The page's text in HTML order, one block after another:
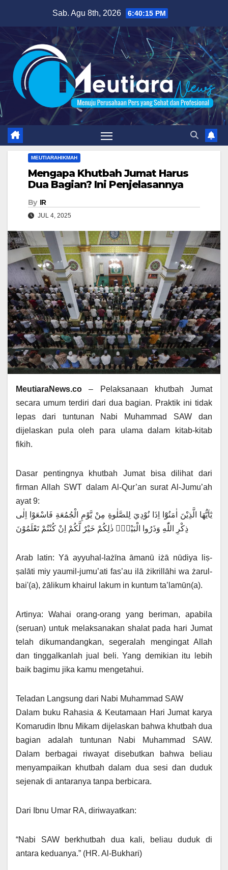
content
Sab. Agu 8th, 2026 6:40:16 PM
MEUTIARAHIKMAH
Mengapa Khutbah Jumat Harus
Dua Bagian? Ini Penjelasannya
By IR
JUL 4, 2025
MeutiaraNews.co – Pelaksanaan khutbah Jumat
secara umum terdiri dari dua bagian. Praktik ini tidak
lepas dari tuntunan Nabi Muhammad SAW dan
dijelaskan pula oleh para ulama dalam kitab-kitab
fikih.
Dasar pentingnya khutbah Jumat bisa dilihat dari
firman Allah SWT dalam Al-Qur’an surat Al-Jumu’ah
ayat 9:
يٰٓاَيُّهَا الَّذِيْنَ اٰمَنُوْٓا اِذَا نُوْدِيَ لِلصَّلٰوةِ مِنْ يَّوْمِ الْجُمُعَةِ فَاسْعَوْا اِلٰى
ذِكْرِ اللّٰهِ وَذَرُوا الْبَيْعَۗ ذٰلِكُمْ خَيْرٌ لَّكُمْ اِنْ كُنْتُمْ تَعْلَمُوْنَ
Arab latin: Yā ayyuhal-lażīna āmanū iżā nūdiya liṣ-
ṣalāti miy yaumil-jumu’ati fas’au ilā żikrillāhi wa żarul-
bai'(a), żālikum khairul lakum in kuntum ta’lamūn(a).
Artinya: Wahai orang-orang yang beriman, apabila
(seruan) untuk melaksanakan shalat pada hari Jumat
telah dikumandangkan, segeralah mengingat Allah
dan tinggalkanlah jual beli. Yang demikian itu lebih
baik bagimu jika kamu mengetahui.
Teladan Langsung dari Nabi Muhammad SAW
Dalam buku Rahasia & Keutamaan Hari Jumat karya
Komarudin Ibnu Mikam dijelaskan bahwa khutbah dua
bagian adalah tuntunan Nabi Muhammad SAW.
Dalam berbagai riwayat disebutkan bahwa beliau
menyampaikan khutbah dalam dua sesi dan duduk
sejenak di antaranya tanpa berbicara.
Dari Ibnu Umar RA, diriwayatkan:
“Nabi SAW berkhutbah dua kali, beliau duduk di
antara keduanya.” (HR. Al-Bukhari)